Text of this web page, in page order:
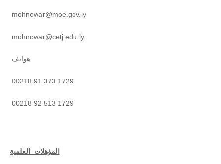
mohnowar@moe.gov.ly
mohnowar@cetj.edu.ly
هواتف
00218 91 373 1729
00218 92 513 1729
المؤهلات العلمية